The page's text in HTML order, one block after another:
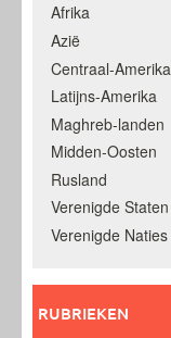
Afrika
Azië
Centraal-Amerika
Latijns-Amerika
Maghreb-landen
Midden-Oosten
Rusland
Verenigde Staten
Verenigde Naties
RUBRIEKEN